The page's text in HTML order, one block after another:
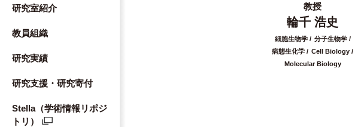
研究室紹介
教員組織
研究実績
研究支援・研究寄付
Stella（学術情報リポジ
トリ）
講師
物依存
アルコール
教授
輪千 浩史
細胞生物学
分子生物学
病態生化学
Cell Biology
Molecular Biology